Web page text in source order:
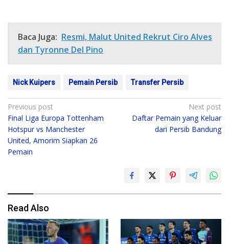
Baca Juga: Resmi, Malut United Rekrut Ciro Alves
dan Tyronne Del Pino
Nick Kuipers Pemain Persib Transfer Persib
Post
navigation
Previous post
Final Liga Europa Tottenham
Hotspur vs Manchester
United, Amorim Siapkan 26
Pemain
Next post
Daftar Pemain yang Keluar
dari Persib Bandung
Read Also